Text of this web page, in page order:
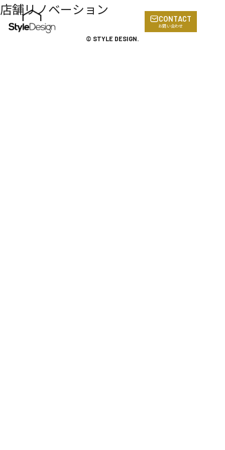
CONTACT
お問い合わせ
店舗リノベーション
© STYLE DESIGN.